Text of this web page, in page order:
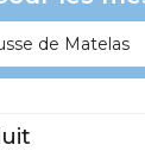
de Matelas